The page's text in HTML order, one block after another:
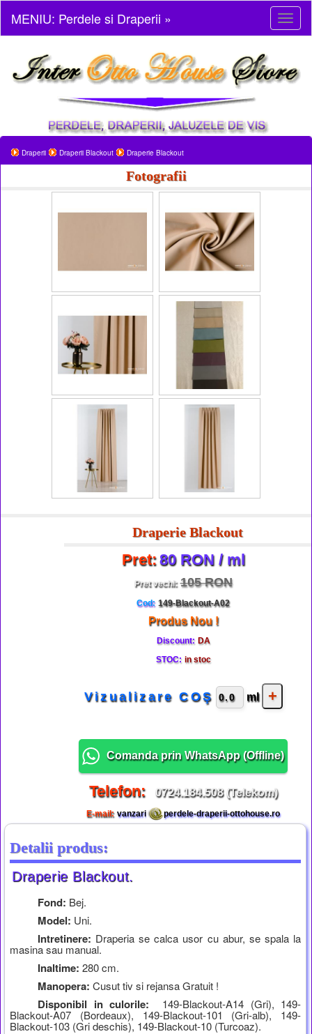
MENIU: Perdele si Draperii »
Draperii Draperii Blackout Draperie Blackout
Fotografii
Draperie Blackout
Pret:80 RON / ml
Pret vechi: 105 RON
Cod: 149-Blackout-A02
Produs Nou !
Discount: DA
STOC: in stoc
Vizualizare COŞ ml
Comanda prin WhatsApp (Offline)
Telefon: 0724.184.508 (Telekom)
E-mail: vanzari perdele-draperii-ottohouse.ro
Detalii produs:
Draperie Blackout.
Fond: Bej.
Model: Uni.
Intretinere: Draperia se calca usor cu abur, se spala la
masina sau manual.
Inaltime: 280 cm.
Manopera: Cusut tiv si rejansa Gratuit !
Disponibil in culorile: 149-Blackout-A14 (Gri), 149-
Blackout-A07 (Bordeaux), 149-Blackout-101 (Gri-alb), 149-
Blackout-103 (Gri deschis), 149-Blackout-10 (Turcoaz).